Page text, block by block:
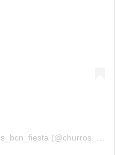
Una publicación compartida de churros_bcn_fiesta (@churros_bcn_fiesta)